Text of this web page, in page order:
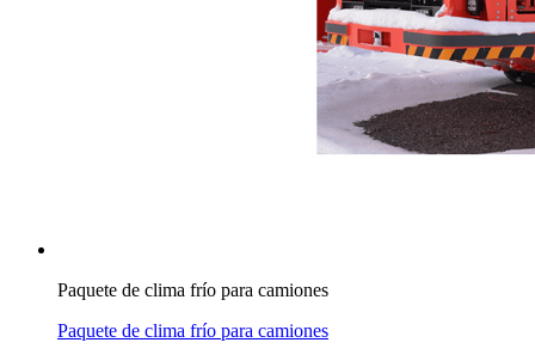
Paquete de clima frío para camiones
Paquete de clima frío para camiones